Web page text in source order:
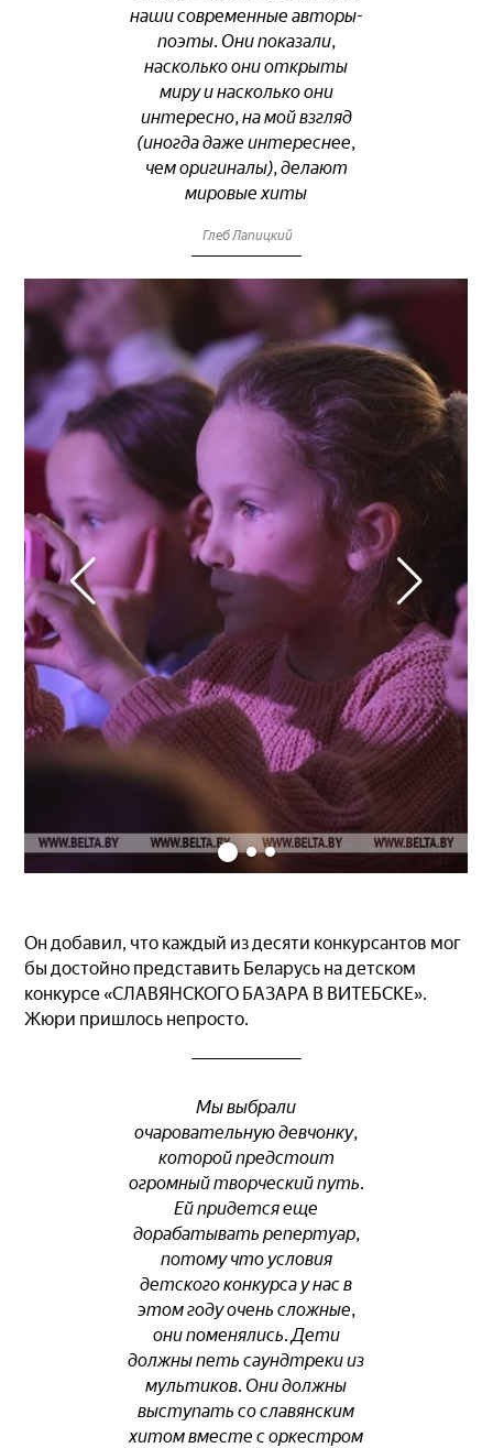
наши современные авторы-
поэты. Они показали,
насколько они открыты
миру и насколько они
интересно, на мой взгляд
(иногда даже интереснее,
чем оригиналы), делают
мировые хиты
Глеб Лапицкий
Он добавил, что каждый из десяти конкурсантов мог
бы достойно представить Беларусь на детском
конкурсе «СЛАВЯНСКОГО БАЗАРА В ВИТЕБСКЕ».
Жюри пришлось непросто.
Мы выбрали
очаровательную девчонку,
которой предстоит
огромный творческий путь.
Ей придется еще
дорабатывать репертуар,
потому что условия
детского конкурса у нас в
этом году очень сложные,
они поменялись. Дети
должны петь саундтреки из
мультиков. Они должны
выступать со славянским
хитом вместе с оркестром